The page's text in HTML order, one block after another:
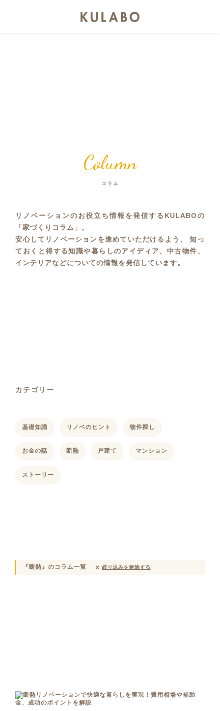
Column
コラム
リノベーションのお役立ち情報を発信するKULABOの
「家づくりコラム」。
安心してリノベーションを進めていただけるよう、 知っ
ておくと得する知識や暮らしのアイディア、中古物件、
インテリアなどについての情報を発信しています。
カテゴリー
基礎知識 リノベのヒント 物件探し
お金の話 断熱 戸建て マンション
ストーリー
『断熱』のコラム一覧 絞り込みを解除する